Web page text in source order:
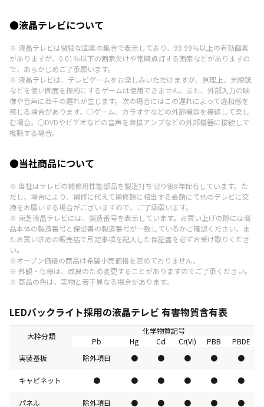
●液晶テレビについて
※ 液晶テレビは微細な画素の集合で表示しており、99.99％以上の有効画素
がありますが、0.01％以下の画素欠けや常時点灯する画素などがありますの
で、あらかじめご了承願います。
※ 液晶テレビは、テレビゲームをお楽しみいただけますが、原理上、光線銃
などを使い画面を標的にするゲームは使用できません。また、外部入力の映
像や音声に若干の遅れが生じます。次の場合にはこの遅れによって違和感を
感じる場合があります。○ゲーム、カラオケなどの外部機器を接続して楽し
む場合。○DVDやビデオなどの音声を直接アンプなどの外部機器に接続して
視聴する場合。
●当社商品について
※ 当社はテレビの補修用性能部品を製造打ち切り後8年保有しています。た
だし、場合により、補修に代えて補修額に相当する金額にて他のテレビに交
換をお願いする場合がございますので、ご了承願います。
※ 東芝液晶テレビには、製造番号を表示しています。お買い上げの際には商
品本体の製造番号と保証書の製造番号が一致しているかご確認ください。ま
たお買い求めの販売店で所定事項を記入した保証書を必ずお受け取りくださ
い。
※オープン価格の商品は希望小売価格を定めておりません。
※ 外観・仕様は、改良のため変更することがありますのでご了承ください。
※ 商品の色は、実物と若干異なる場合があります。
LEDバックライト採用の液晶テレビ 有害物質含有表
大枠分類
化学物質記号
Pb
Hg Cd Cr(VI) PBB
PBDE
実装基板
除外項目 ● ● ● ● ●
キャビネット ● ● ● ● ● ●
パネル 除外項目 ● ● ● ● ●